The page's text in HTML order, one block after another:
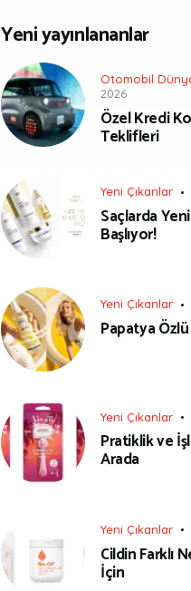
Yeni yayınlananlar
Otomobil
2026
Özel Kredi
Teklifleri
Yeni Çıkanlar
Saçlarda
Başlıyor!
Yeni Çıkanlar
Papatya Özlü
Yeni Çıkanlar
Pratiklik ve
Arada
Yeni Çıkanlar
Cildin Farklı
İçin